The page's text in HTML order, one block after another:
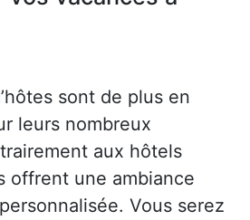
sont de plus en
leurs nombreux
aux hôtels
offrent une ambiance
Vous serez